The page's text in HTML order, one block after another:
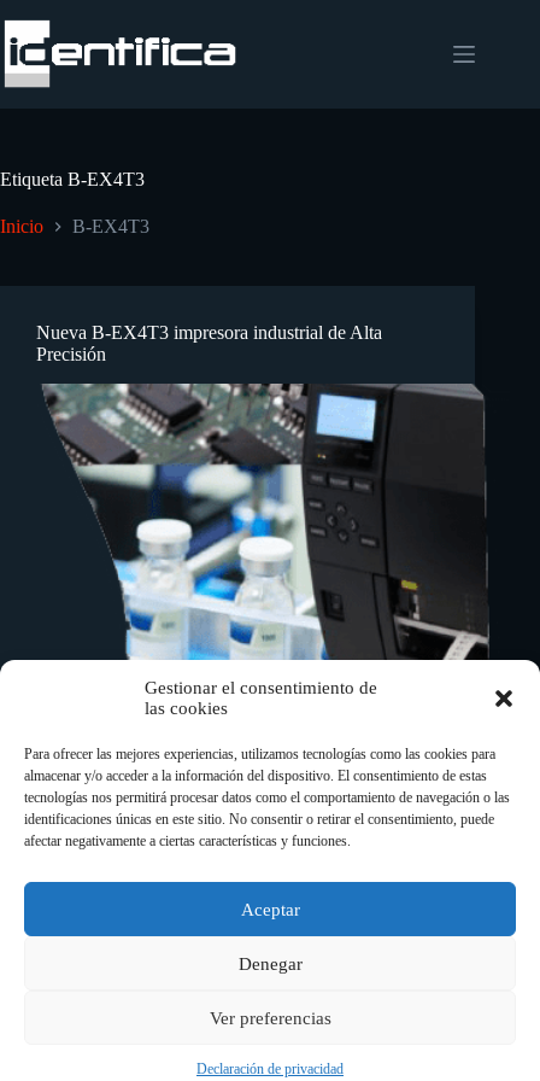
Gestionar el consentimiento de
las cookies
Para ofrecer las mejores experiencias, utilizamos tecnologías como las cookies para
almacenar y/o acceder a la información del dispositivo. El consentimiento de estas
tecnologías nos permitirá procesar datos como el comportamiento de navegación o las
identificaciones únicas en este sitio. No consentir o retirar el consentimiento, puede
afectar negativamente a ciertas características y funciones.
Aceptar
Denegar
Ver preferencias
Declaración de privacidad
Etiqueta B-EX4T3
Inicio B-EX4T3
Nueva B-EX4T3 impresora industrial de Alta
Precisión
industriales EX. Concretamente se trata del modelo
de 4 pulgadas y 600 dpi denominado…